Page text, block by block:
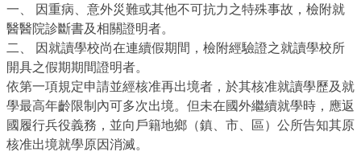
一、 因重病、意外災難或其他不可抗力之特殊事故，檢附就
醫醫院診斷書及相關證明者。
二、 因就讀學校尚在連續假期間，檢附經驗證之就讀學校所
開具之假期期間證明者。
依第一項規定申請並經核准再出境者，於其核准就讀學歷及就
學最高年齡限制內可多次出境。但未在國外繼續就學時，應返
國履行兵役義務，並向戶籍地鄉（鎮、市、區）公所告知其原
核准出境就學原因消滅。